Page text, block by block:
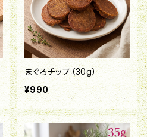
まぐろチップ（30g）
¥990